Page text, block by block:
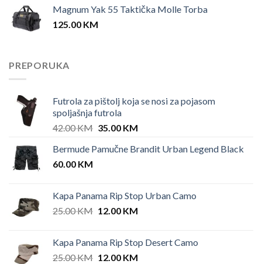
Magnum Yak 55 Taktička Molle Torba
125.00 KM
PREPORUKA
Futrola za pištolj koja se nosi za pojasom
spoljašnja futrola
42.00KM Original
was:
35.00 KMCurrent
is:
Bermude Pamučne Brandit Urban Legend Black
60.00 KM
Kapa Panama Rip Stop Urban Camo
25.00KM Original
25.00 KM.
12.00 KMCurrent
12.00 KM.
Kapa Panama Rip Stop Desert Camo
25.00KM Original
12.00 KMCurrent